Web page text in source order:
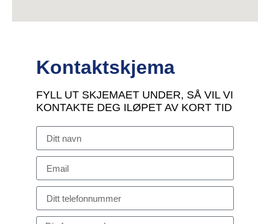
Kontaktskjema
FYLL UT SKJEMAET UNDER, SÅ VIL VI
KONTAKTE DEG ILØPET AV KORT TID